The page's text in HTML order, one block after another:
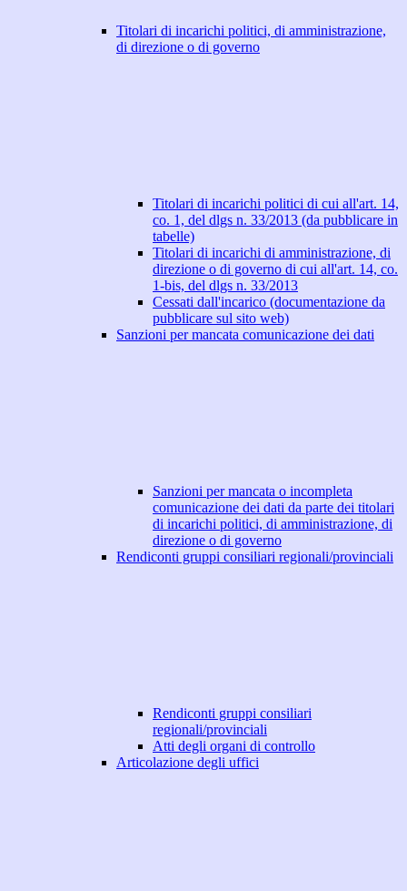
Titolari di incarichi politici, di amministrazione,
di direzione o di governo
Titolari di incarichi politici di cui all'art. 14,
co. 1, del dlgs n. 33/2013 (da pubblicare in
tabelle)
Titolari di incarichi di amministrazione, di
direzione o di governo di cui all'art. 14, co.
1-bis, del dlgs n. 33/2013
Cessati dall'incarico (documentazione da
pubblicare sul sito web)
Sanzioni per mancata comunicazione dei dati
Sanzioni per mancata o incompleta
comunicazione dei dati da parte dei titolari
di incarichi politici, di amministrazione, di
direzione o di governo
Rendiconti gruppi consiliari regionali/provinciali
Rendiconti gruppi consiliari
regionali/provinciali
Atti degli organi di controllo
Articolazione degli uffici